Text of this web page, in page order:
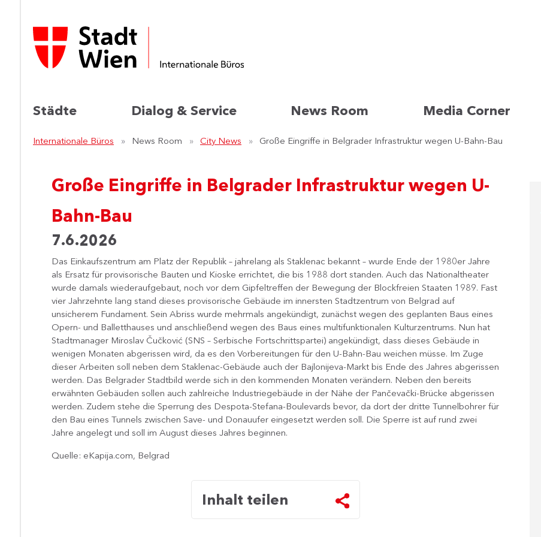
Städte Dialog & Service News Room Media Corner
Internationale Büros News Room City News Große Eingriffe in Belgrader Infrastruktur wegen U-Bahn-Bau
Große Eingriffe in Belgrader Infrastruktur wegen U-
Bahn-Bau
7.6.2026
Das Einkaufszentrum am Platz der Republik – jahrelang als Staklenac bekannt – wurde Ende der 1980er Jahre
als Ersatz für provisorische Bauten und Kioske errichtet, die bis 1988 dort standen. Auch das Nationaltheater
wurde damals wiederaufgebaut, noch vor dem Gipfeltreffen der Bewegung der Blockfreien Staaten 1989. Fast
vier Jahrzehnte lang stand dieses provisorische Gebäude im innersten Stadtzentrum von Belgrad auf
unsicherem Fundament. Sein Abriss wurde mehrmals angekündigt, zunächst wegen des geplanten Baus eines
Opern- und Balletthauses und anschließend wegen des Baus eines multifunktionalen Kulturzentrums. Nun hat
Stadtmanager Miroslav Čučković (SNS – Serbische Fortschrittspartei) angekündigt, dass dieses Gebäude in
wenigen Monaten abgerissen wird, da es den Vorbereitungen für den U-Bahn-Bau weichen müsse. Im Zuge
dieser Arbeiten soll neben dem Staklenac-Gebäude auch der Bajlonijeva-Markt bis Ende des Jahres abgerissen
werden. Das Belgrader Stadtbild werde sich in den kommenden Monaten verändern. Neben den bereits
erwähnten Gebäuden sollen auch zahlreiche Industriegebäude in der Nähe der Pančevački-Brücke abgerissen
werden. Zudem stehe die Sperrung des Despota‑Stefana‑Boulevards bevor, da dort der dritte Tunnelbohrer für
den Bau eines Tunnels zwischen Save‑ und Donauufer eingesetzt werden soll. Die Sperre ist auf rund zwei
Jahre angelegt und soll im August dieses Jahres beginnen.
Quelle: eKapija.com, Belgrad
Inhalt teilen